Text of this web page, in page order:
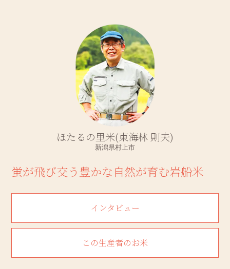
ほたるの里米(東海林 則夫)
新潟県村上市
蛍が飛び交う豊かな自然が育む岩船米
インタビュー
この生産者のお米